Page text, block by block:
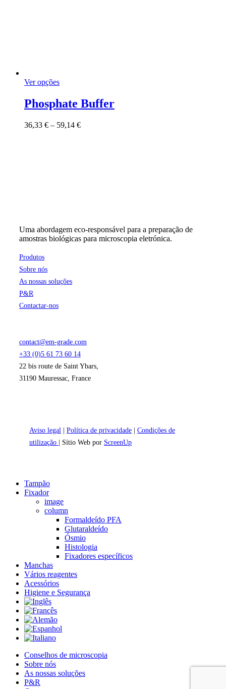
Ver opçõesThis
has
multiple
The
Phosphate Buffer
36,33 € – 59,14 €Price
Uma abordagem eco-responsável para a preparação de
amostras biológicas para microscopia eletrónica.
Produtos
Sobre nós
As nossas soluções
P&R
Contactar-nos
contact@em-grade.com
+33 (0)5 61 73 60 14
22 bis route de Saint Ybars,
31190 Mauressac, France
Aviso legal Política de privacidade
Condições de
utilização
| Sítio Web por ScreenUp
Close
Menu
Tampão
Fixador
image
column
Formaldeído PFA
Glutaraldeído
Ósmio
Histologia
Fixadores específicos
Manchas
Vários reagentes
Acessórios
Higiene e Segurança
Conselhos de microscopia
Sobre nós
As nossas soluções
P&R